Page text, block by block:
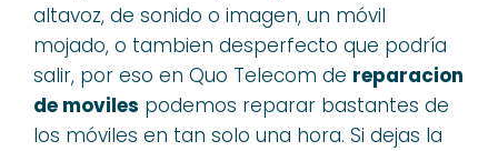
altavoz, de sonido o imagen, un móvil
mojado, o tambien desperfecto que podría
salir, por eso en Quo Telecom de reparacion
de moviles podemos reparar bastantes de
los móviles en tan solo una hora. Si dejas la